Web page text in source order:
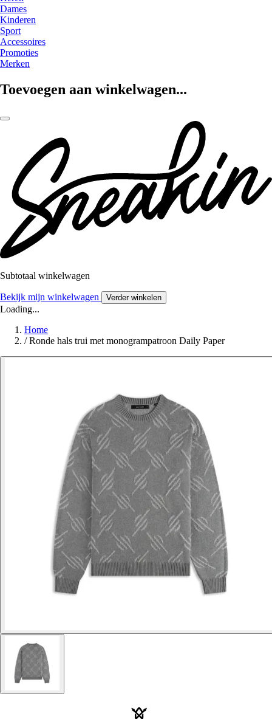
Dames
Kinderen
Sport
Accessoires
Promoties
Merken
Toevoegen aan winkelwagen...
Subtotaal winkelwagen
Bekijk mijn winkelwagen Verder winkelen
Loading...
Home
/ Ronde hals trui met monogrampatroon Daily Paper